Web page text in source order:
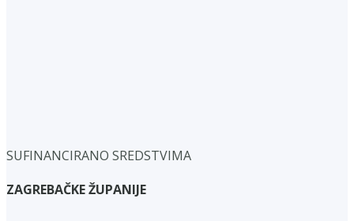
SUFINANCIRANO SREDSTVIMA
ZAGREBAČKE ŽUPANIJE